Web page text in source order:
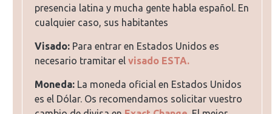
presencia latina y mucha gente habla español. En
cualquier caso, sus habitantes
Visado: Para entrar en Estados Unidos es
necesario tramitar el visado ESTA.
Moneda: La moneda oficial en Estados Unidos
es el Dólar. Os recomendamos solicitar vuestro